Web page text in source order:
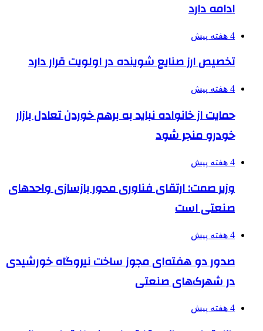
ادامه دارد
4 هفته پیش
تخصیص ارز صنایع شوینده در اولویت قرار دارد
4 هفته پیش
حمایت از خانواده نباید به برهم خوردن تعادل بازار
خودرو منجر شود
4 هفته پیش
وزیر صمت: ارتقای فناوری محور بازسازی واحدهای
صنعتی است
4 هفته پیش
صدور دو هفته‌ای مجوز ساخت نیروگاه خورشیدی
در شهرک‌های صنعتی
4 هفته پیش